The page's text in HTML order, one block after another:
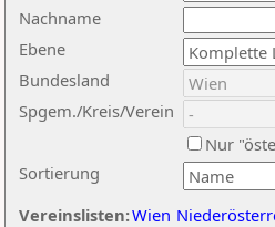
Nachname
Ebene
Sortierung
Bundesland
Spgem./Kreis/Verein
Nur
Vereinslisten:Wien